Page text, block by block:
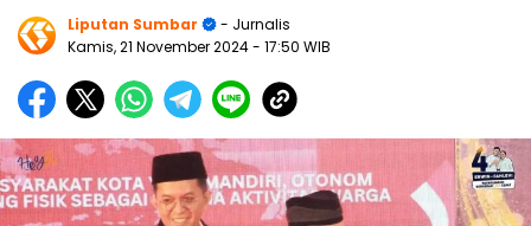
Liputan Sumbar
- Jurnalis
Kamis, 21 November 2024- 17:50 WIB